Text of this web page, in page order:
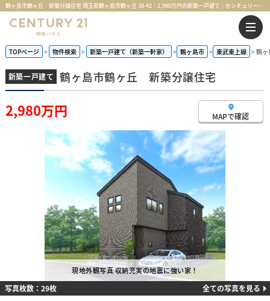
鶴ヶ島市鶴ヶ丘 新築分譲住宅 埼玉県鶴ヶ島市鶴ヶ丘 38-42｜2,980万円の新築一戸建て｜センチュリー21明和ハウス
TOPページ 物件検索 新築一戸建て（新築一軒家） 鶴ヶ島市 東武東上線 鶴
新築一戸建て 鶴ヶ島市鶴ヶ丘 新築分譲住宅
2,980万円 MAPで確認
現地外観写真 収納充実の地震に強い家！
写真枚数：29枚 全ての写真を見る